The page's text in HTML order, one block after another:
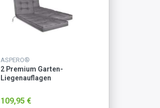
ASPERO®
2 Premium Garten-
Liegenauflagen
109,95 €